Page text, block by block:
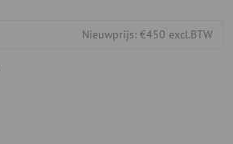
Nieuwprijs: €450 excl.BTW